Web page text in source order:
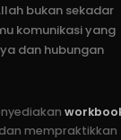
bukan sekadar
komunikasi yang
dan hubungan
mempraktikkan